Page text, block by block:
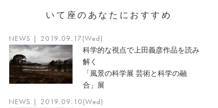
いて座のあなたにおすすめ
NEWS | 2019.09.17(Wed)
科学的な視点で上田義彦作品を読み
解く
「風景の科学展 芸術と科学の融
合」展
NEWS | 2019.09.10(Wed)